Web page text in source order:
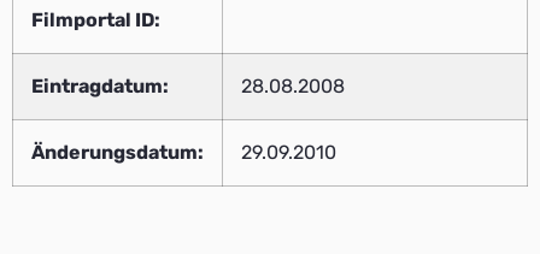
Filmportal ID:
Eintragdatum: 28.08.2008
Änderungsdatum: 29.09.2010